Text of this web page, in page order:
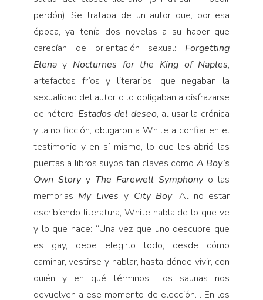
perdón). Se trataba de un autor que, por esa
época, ya tenía dos novelas a su haber que
carecían de orientación sexual: Forget­ting
Elenay Nocturnes for the King of Naples,
artefac­tos fríos y literarios, que negaban la
sexualidad del autor o lo obligaban a disfrazarse
de hétero. Estados del deseo, al usar la crónica
y la no ficción, obligaron a White a confiar en el
testimonio y en sí mismo, lo que les abrió las
puertas a libros suyos tan claves como A Boy’s
Own Story y The Farewell Symphony o las
memorias My Lives y City Boy. Al no estar
escri­biendo literatura, White habla de lo que ve
y lo que hace: “Una vez que uno descubre que
es gay, debe elegirlo todo, desde cómo
caminar, vestirse y hablar, hasta dónde vivir, con
quién y en qué términos. Los saunas nos
devuelven a ese momento de elección… En los